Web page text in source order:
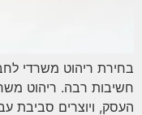
בחירת ריהוט משרדי
חשיבות רבה. ריהוט
העסק, ויוצרים סביבת